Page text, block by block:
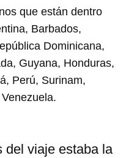
que están dentro
Barbados,
Dominicana,
Guyana, Honduras,
Perú, Surinam,
del viaje estaba la